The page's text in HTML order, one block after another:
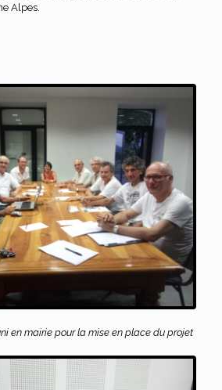
Alpes.
en mairie pour la mise en place du projet